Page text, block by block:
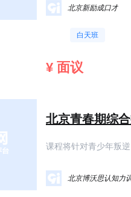
的每一个人都可以从
北京新励成口才
白天班
¥ 面议
北京青春期综
课程将针对青少年叛
北京博沃思认知力